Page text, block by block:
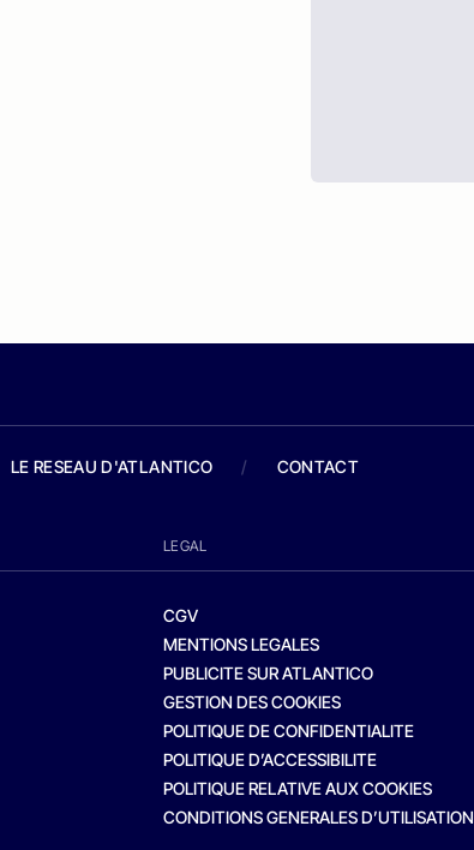
LE RESEAU D'ATLANTICO / CONTACT
LEGAL
CGV
MENTIONS LEGALES
PUBLICITE SUR ATLANTICO
GESTION DES COOKIES
POLITIQUE DE CONFIDENTIALITE
POLITIQUE D’ACCESSIBILITE
POLITIQUE RELATIVE AUX COOKIES
CONDITIONS GENERALES D’UTILISATION